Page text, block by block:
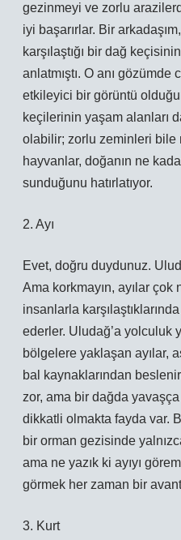
gezinmeyi ve zorlu
iyi başarırlar. Bir
karşılaştığı bir dağ
anlatmıştı. O anı gözümde
etkileyici bir görüntü
keçilerinin yaşam alanları
olabilir; zorlu zeminleri bile
hayvanlar, doğanın ne
sunduğunu hatırlatıyor.
2. Ayı
Evet, doğru duydunuz.
Ama korkmayın, ayılar
insanlarla
ederler. Uludağ’a yolculuk
bölgelere yaklaşan ayılar,
bal kaynaklarından
zor, ama bir dağda
dikkatli olmakta fayda var.
bir orman gezisinde
ama ne yazık ki ayıyı
görmek her zaman bir
3. Kurt